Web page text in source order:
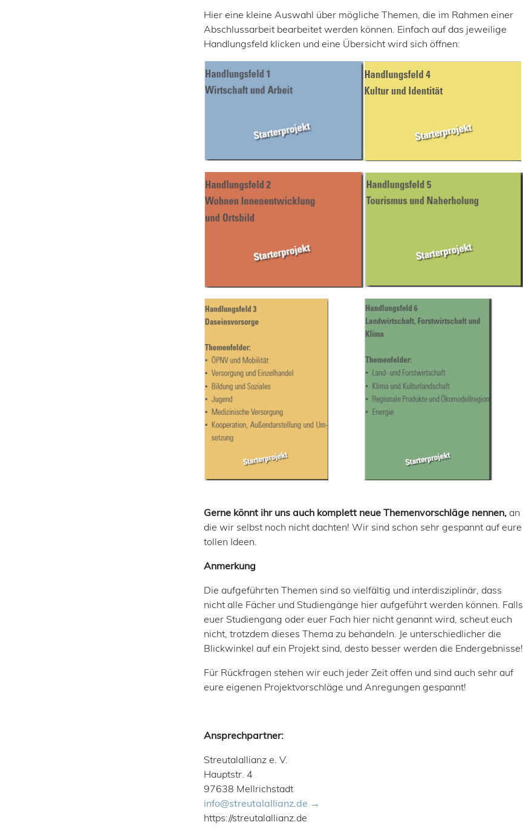
Hier eine kleine Auswahl über mögliche Themen, die im Rahmen einer
Abschlussarbeit bearbeitet werden können. Einfach auf das jeweilige
Handlungsfeld klicken und eine Übersicht wird sich öffnen:
Gerne könnt ihr uns auch komplett neue Themenvorschläge nennen,an
die wir selbst noch nicht dachten! Wir sind schon sehr gespannt auf eure
tollen Ideen.
Anmerkung
Die aufgeführten Themen sind so vielfältig und interdisziplinär, dass
nicht alle Fächer und Studiengänge hier aufgeführt werden können. Falls
euer Studiengang oder euer Fach hier nicht genannt wird, scheut euch
nicht, trotzdem dieses Thema zu behandeln. Je unterschiedlicher die
Blickwinkel auf ein Projekt sind, desto besser werden die Endergebnisse!
Für Rückfragen stehen wir euch jeder Zeit offen und sind auch sehr auf
eure eigenen Projektvorschläge und Anregungen gespannt!
Ansprechpartner:
Streutalallianz e. V.
Hauptstr. 4
97638 Mellrichstadt
info@streutalallianz.de
https://streutalallianz.de